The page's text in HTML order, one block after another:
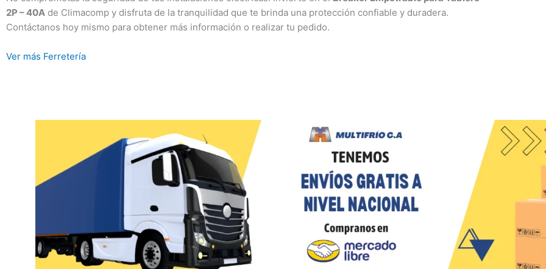
2P – 40A de Climacomp y disfruta de la tranquilidad que te brinda una protección confiable y duradera.
Contáctanos hoy mismo para obtener más información o realizar tu pedido.
Ver más Ferretería